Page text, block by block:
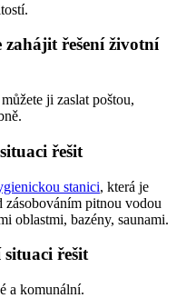
zahájit řešení životní
ji zaslat poštou,
řešit
stanici, která je
zásobováním pitnou vodou
oblastmi, bazény, saunami.
řešit
a komunální.